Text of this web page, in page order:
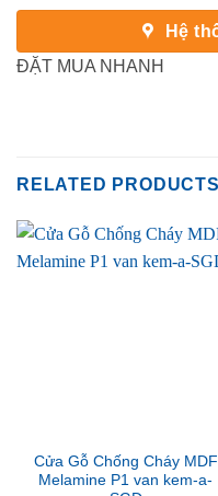
Hệ
ĐẶT MUA NHANH
RELATED PRODUCTS
Cửa Gỗ Chống Cháy MDF
Melamine P1 van kem-a-